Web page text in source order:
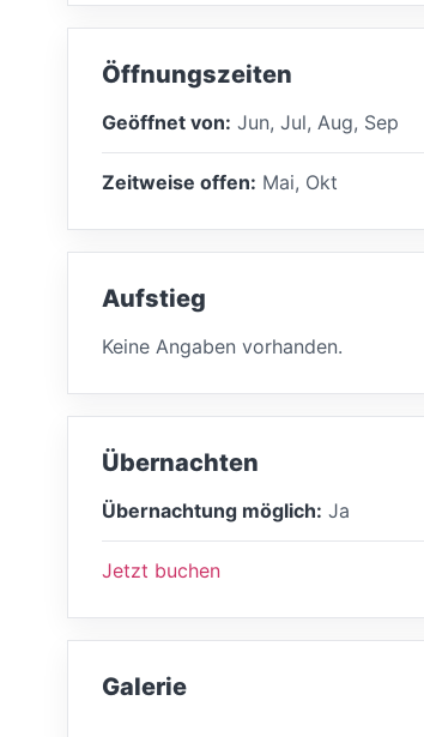
Öffnungszeiten
Geöffnet von: Jun, Jul, Aug, Sep
Zeitweise offen: Mai, Okt
Aufstieg
Keine Angaben vorhanden.
Übernachten
Übernachtung möglich: Ja
Jetzt buchen
Galerie